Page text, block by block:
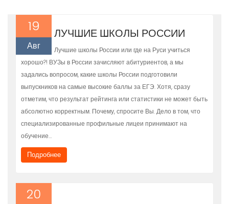
19
Авг
ЛУЧШИЕ ШКОЛЫ РОССИИ
Лучшие школы России или где на Руси учиться
хорошо?! ВУЗы в России зачисляют абитуриентов, а мы
задались вопросом, какие школы России подготовили
выпускников на самые высокие баллы за ЕГЭ. Хотя, сразу
отметим, что результат рейтинга или статистики не может быть
абсолютно корректным. Почему, спросите Вы. Дело в том, что
специализированные профильные лицеи принимают на
обучение…
Подробнее
20